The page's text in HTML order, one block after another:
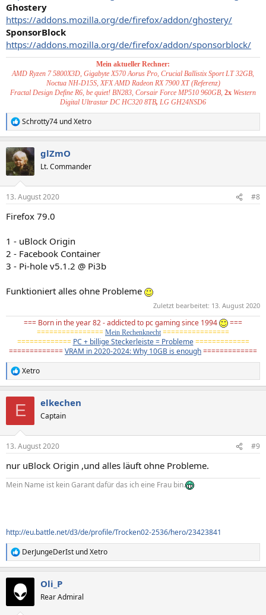
Ghostery
https://addons.mozilla.org/de/firefox/addon/ghostery/
SponsorBlock
https://addons.mozilla.org/de/firefox/addon/sponsorblock/
Mein aktueller Rechner:
AMD Ryzen 7 5800X3D, Gigabyte X570 Aorus Pro, Crucial Ballistix Sport LT 32GB,
Noctua NH-D15S, XFX AMD Radeon RX 7900 XT (Referenz)
Fractal Design Define R6, be quiet! BN283, Corsair Force MP510 960GB, 2x Western
Digital Ultrastar DC HC320 8TB, LG GH24NSD6
R
e
k
t
i
e
:
Schrotty74 undXetro
glZmO
Lt. Commander
13. August 2020 #8
Firefox 79.0
1 - uBlock Origin
2 - Facebook Container
3 - Pi-hole v5.1.2 @ Pi3b
Funktioniert alles ohne Probleme
Zuletzt bearbeitet: 13. August 2020
=== Born in the year 82 - addicted to pc gaming since 1994
===
================ Mein Rechenknecht================
============= PC + billige Steckerleiste = Probleme=============
=============VRAM in 2020-2024: Why 10GB is enough=============
R
e
e
:
Xetro
E elkechen
Captain
13. August 2020 #9
nur uBlock Origin ,und alles läuft ohne Probleme.
Mein Name ist kein Garant dafür das ich eine Frau bin.
http://eu.battle.net/d3/de/profile/Trocken02-2536/hero/23423841
R
e
DerJungeDerIst undXetro
Oli_P
Rear Admiral